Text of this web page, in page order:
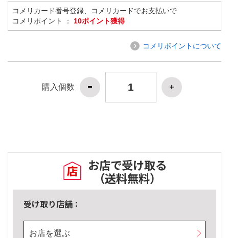
コメリカード番号登録、コメリカードでお支払いで
コメリポイント ： 10ポイント獲得
コメリポイントについて
購入個数
お店で受け取る
（送料無料）
受け取り店舗：
お店を選ぶ